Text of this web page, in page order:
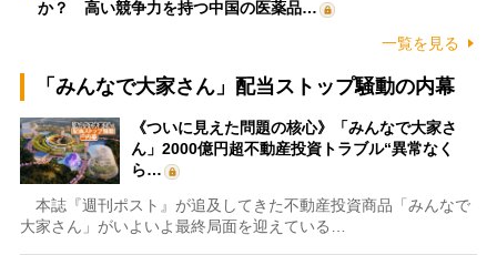
か？ 高い競争力を持つ中国の医薬品…
一覧を見る
「みんなで大家さん」配当ストップ騒動の内幕
《ついに見えた問題の核心》「みんなで大家さ
ん」2000億円超不動産投資トラブル“異常なく
ら…
本誌『週刊ポスト』が追及してきた不動産投資商品「みんなで
大家さん」がいよいよ最終局面を迎えている…